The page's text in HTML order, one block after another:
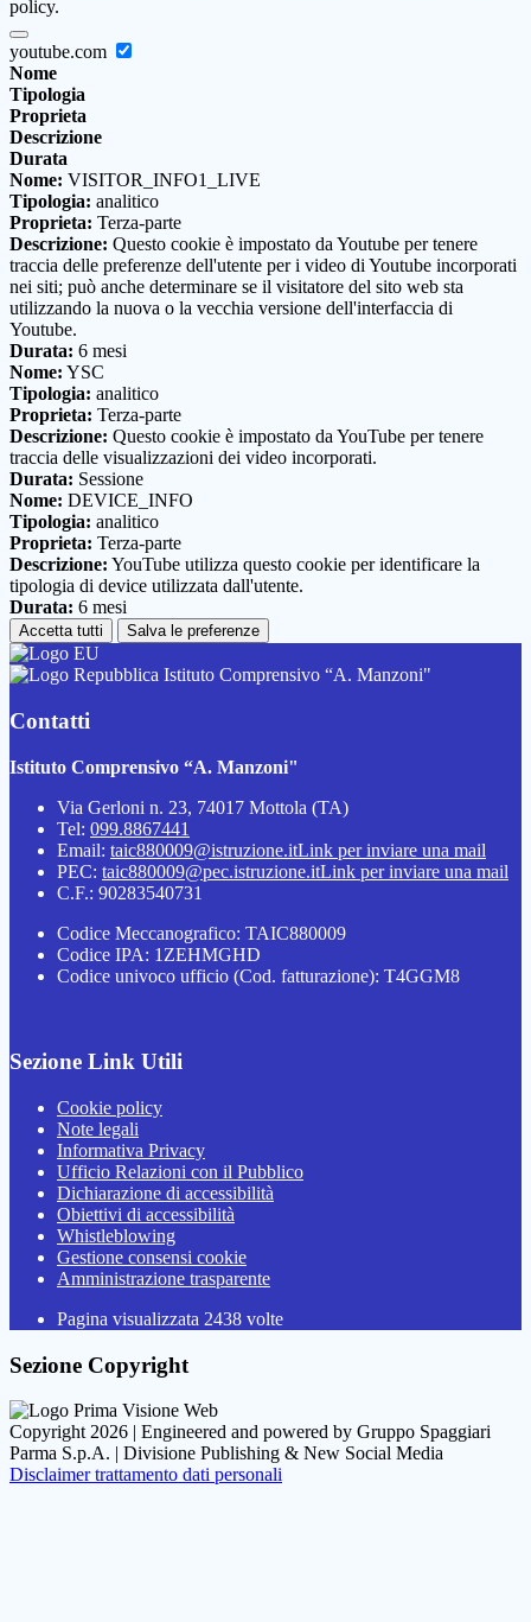
policy.
youtube.com
Nome
Tipologia
Proprieta
Descrizione
Durata
Nome: VISITOR_INFO1_LIVE
Tipologia: analitico
Proprieta: Terza-parte
Descrizione: Questo cookie è impostato da Youtube per tenere
traccia delle preferenze dell'utente per i video di Youtube incorporati
nei siti; può anche determinare se il visitatore del sito web sta
utilizzando la nuova o la vecchia versione dell'interfaccia di
Youtube.
Durata: 6 mesi
Nome: YSC
Tipologia: analitico
Proprieta: Terza-parte
Descrizione: Questo cookie è impostato da YouTube per tenere
traccia delle visualizzazioni dei video incorporati.
Durata: Sessione
Nome: DEVICE_INFO
Tipologia: analitico
Proprieta: Terza-parte
Descrizione: YouTube utilizza questo cookie per identificare la
tipologia di device utilizzata dall'utente.
Durata: 6 mesi
Accetta tutti Salva le preferenze
Istituto Comprensivo “A. Manzoni"
Contatti
Istituto Comprensivo “A. Manzoni"
Via Gerloni n. 23, 74017 Mottola (TA)
Tel: 099.8867441
Email: taic880009@istruzione.itLink per inviare una mail
PEC: taic880009@pec.istruzione.itLink per inviare una mail
C.F.: 90283540731
Codice Meccanografico: TAIC880009
Codice IPA: 1ZEHMGHD
Codice univoco ufficio (Cod. fatturazione): T4GGM8
Sezione Link Utili
Cookie policy
Note legali
Informativa Privacy
Ufficio Relazioni con il Pubblico
Dichiarazione di accessibilità
Obiettivi di accessibilità
Whistleblowing
Gestione consensi cookie
Amministrazione trasparente
Pagina visualizzata 2438 volte
Sezione Copyright
Copyright 2026 | Engineered and powered by Gruppo Spaggiari
Parma S.p.A. | Divisione Publishing & New Social Media
Disclaimer trattamento dati personali